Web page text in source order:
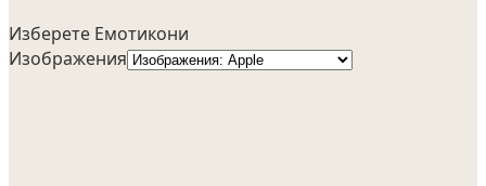
Изберете Емотикони
Изображения